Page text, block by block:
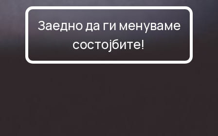
Заедно да ги менуваме
состојбите!